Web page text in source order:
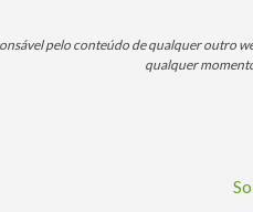
pelo conteúdo de qualquer outro
qualquer